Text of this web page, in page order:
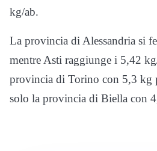
kg/ab.
La provincia di Alessandria si
mentre Asti raggiunge i 5,42
provincia di Torino con 5,3 kg
solo la provincia di Biella con